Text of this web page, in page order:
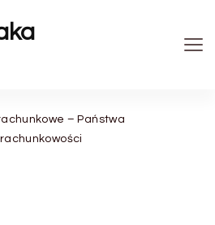
– Państwa